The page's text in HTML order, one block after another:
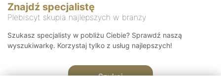
Znajdź specjalistę
Plebiscyt skupia najlepszych w branży
Szukasz specjalisty w pobliżu Ciebie? Sprawdź naszą
wyszukiwarkę. Korzystaj tylko z usług najlepszych!